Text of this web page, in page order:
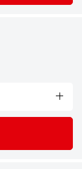
add